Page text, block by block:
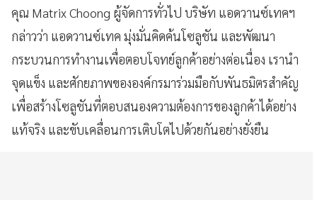
คุณ Matrix Choong ผู้จัดการทั่วไป บริษัท แอดวานซ์เทคฯ
กล่าวว่า แอดวานซ์เทค มุ่งมั่นคิดค้นโซลูชัน และพัฒนา
กระบวนการทำงานเพื่อตอบโจทย์ลูกค้าอย่างต่อเนื่อง เรานำ
จุดแข็ง และศักยภาพขององค์กรมาร่วมมือกับพันธมิตรสำคัญ
เพื่อสร้างโซลูชันที่ตอบสนองความต้องการของลูกค้าได้อย่าง
แท้จริง และขับเคลื่อนการเติบโตไปด้วยกันอย่างยั่งยืน